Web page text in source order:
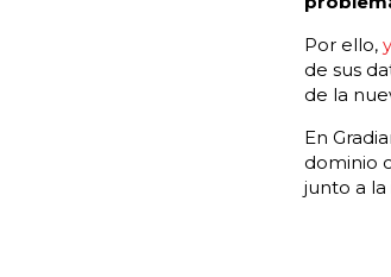
Por ello,
de sus
de la
En
dominio
junto a